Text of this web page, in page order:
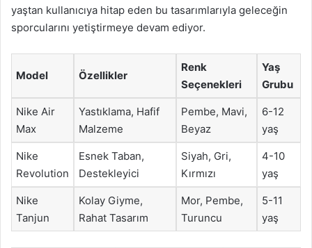
yaştan kullanıcıya hitap eden bu tasarımlarıyla geleceğin
sporcularını yetiştirmeye devam ediyor.
Model Özellikler
Renk
Seçenekleri
Yaş
Grubu
Nike Air
Max
Yastıklama, Hafif
Malzeme
Pembe, Mavi,
Beyaz
6-12
yaş
Nike
Revolution
Esnek Taban,
Destekleyici
Siyah, Gri,
Kırmızı
4-10
yaş
Nike
Tanjun
Kolay Giyme,
Rahat Tasarım
Mor, Pembe,
Turuncu
5-11
yaş